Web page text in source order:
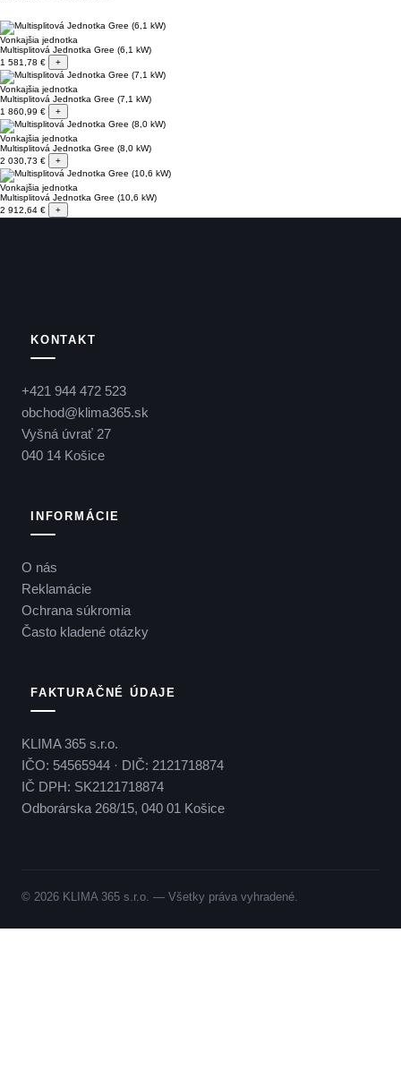
Vonkajšia jednotka
Multisplitová Jednotka Gree (6,1 kW)
1 581,78 €
+
Vonkajšia jednotka
Multisplitová Jednotka Gree (7,1 kW)
1 860,99 €
+
Vonkajšia jednotka
Multisplitová Jednotka Gree (8,0 kW)
2 030,73 €
+
Vonkajšia jednotka
Multisplitová Jednotka Gree (10,6 kW)
2 912,64 €
+
KONTAKT
+421 944 472 523
obchod@klima365.sk
Vyšná úvrať 27
040 14 Košice
INFORMÁCIE
O nás
Reklamácie
Ochrana súkromia
Často kladené otázky
FAKTURAČNÉ ÚDAJE
KLIMA 365 s.r.o.
IČO: 54565944 · DIČ: 2121718874
IČ DPH: SK2121718874
Odborárska 268/15, 040 01 Košice
© 2026 KLIMA 365 s.r.o. — Všetky práva vyhradené.